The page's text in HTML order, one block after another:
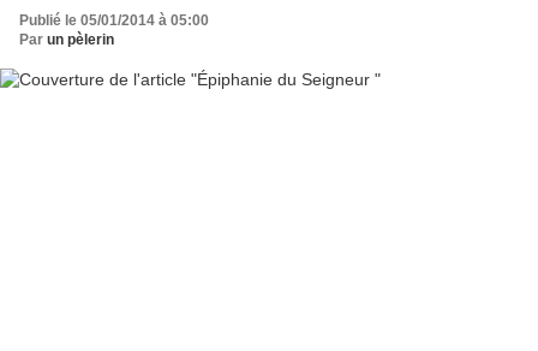
Publié le 05/01/2014 à 05:00
Par un pèlerin